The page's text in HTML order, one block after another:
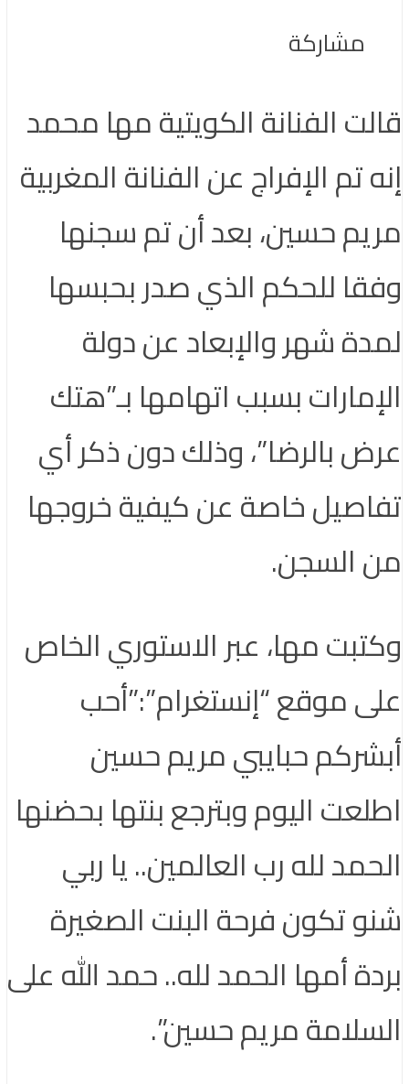
مشاركة
قالت الفنانة الكويتية مها محمد
إنه تم الإفراج عن الفنانة المغربية
مريم حسين، بعد أن تم سجنها
وفقا للحكم الذي صدر بحبسها
لمدة شهر والإبعاد عن دولة
الإمارات بسبب اتهامها بـ”هتك
عرض بالرضا”، وذلك دون ذكر أي
تفاصيل خاصة عن كيفية خروجها
من السجن.
وكتبت مها، عبر الاستوري الخاص
على موقع “إنستغرام”:”أحب
أبشركم حبايبي مريم حسين
اطلعت اليوم وبترجع بنتها بحضنها
الحمد لله رب العالمين.. يا ربي
شنو تكون فرحة البنت الصغيرة
بردة أمها الحمد لله.. حمد الله على
السلامة مريم حسين”.